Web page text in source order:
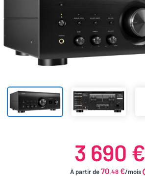
3 690 €
À partir de70.48€/mois